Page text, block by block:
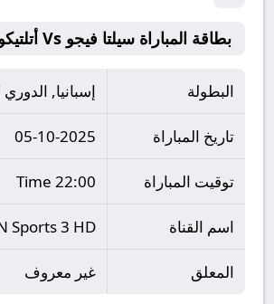
بطاقة المباراة سيلتا فيجو Vs أتلتيكو مدريد
البطولة إسبانيا,
تاريخ المباراة 05-10-2025
توقيت المباراة 22:00 Time
اسم القناة Sports 3 HD
المعلق غير معروف